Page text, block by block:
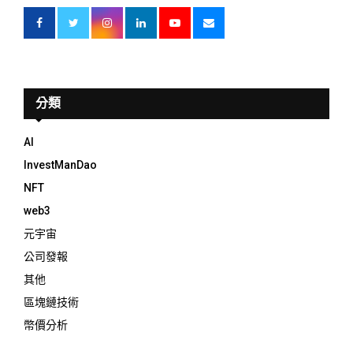
分類
AI
InvestManDao
NFT
web3
元宇宙
公司發報
其他
區塊鏈技術
幣價分析